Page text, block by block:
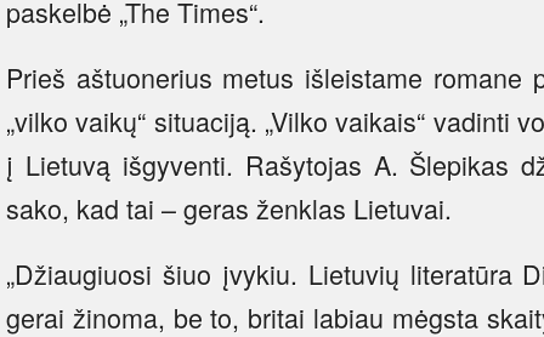
paskelbė „The Times“.
Prieš aštuonerius metus išleistame romane
„vilko vaikų“ situaciją. „Vilko vaikais“ vadinti
į Lietuvą išgyventi. Rašytojas A. Šlepikas
sako, kad tai – geras ženklas Lietuvai.
„Džiaugiuosi šiuo įvykiu. Lietuvių literatūra
gerai žinoma, be to, britai labiau mėgsta